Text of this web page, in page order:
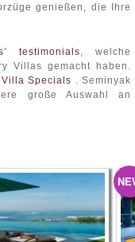
genießen, die Ihre
testimonials, welche
Villas gemacht haben.
Specials . Seminyak
große Auswahl an